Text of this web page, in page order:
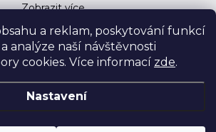
a reklam, poskytování funkcí
analýze naší návštěvnosti
cookies. Více informací zde.
Nastavení
Zobrazit více…
Sociální sítě
Facebook
Instagram
TikTok